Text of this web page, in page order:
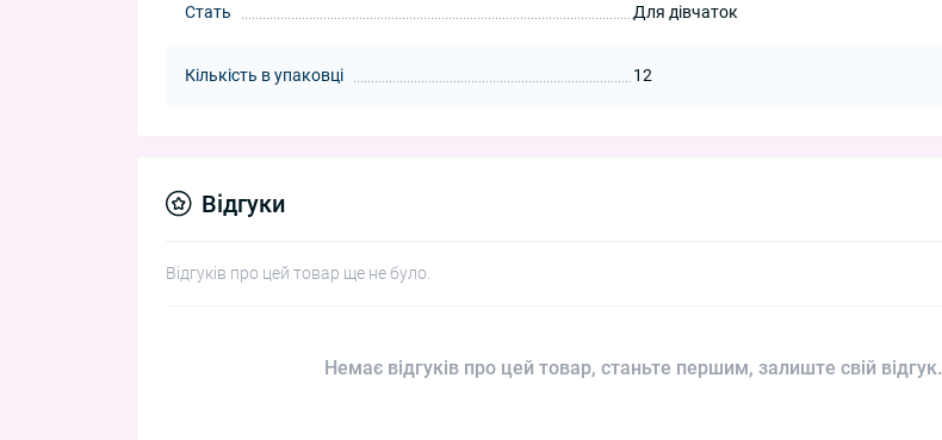
Стать Для дівчаток
Кількість в упаковці 12
Відгуки
Відгуків про цей товар ще не було.
Немає відгуків про цей товар, станьте першим, залиште свій відгук.